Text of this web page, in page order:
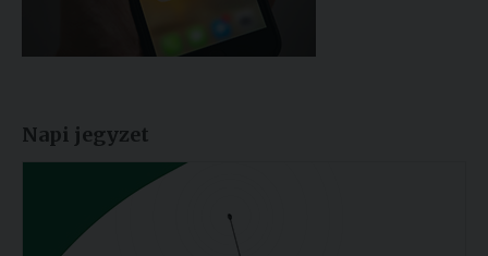
Napi jegyzet